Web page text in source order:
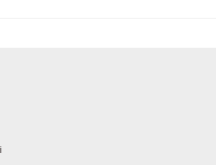
markaların ürünleri olup uzun